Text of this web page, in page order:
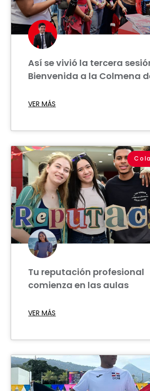
Así se vivió la tercera
Bienvenida a la Colmena
VER MÁS
Tu reputación profesional
comienza en las aulas
VER MÁS